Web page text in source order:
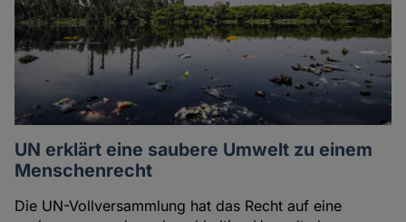
UN erklärt eine saubere Umwelt zu einem
Menschenrecht
Die UN-Vollversammlung hat das Recht auf eine